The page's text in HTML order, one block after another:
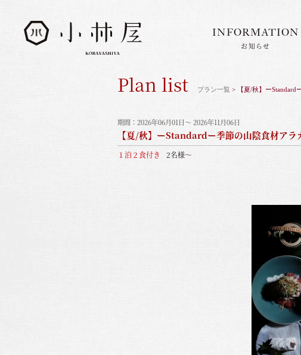
小林屋について
館内案内
INFORMATION
お知らせ
Plan list プラン一覧 > 【夏/秋】ー
期間：2026年06月01日～ 2026年11月06日
【夏/秋】ーStandardー季節の山陰食材ア
１泊２食付き 2名様～